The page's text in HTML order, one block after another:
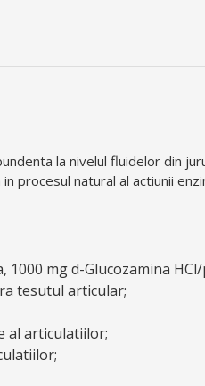
la nivelul fluidelor din
procesul natural al actiunii
mg d-Glucozamina
tesutul articular;
al articulatiilor;